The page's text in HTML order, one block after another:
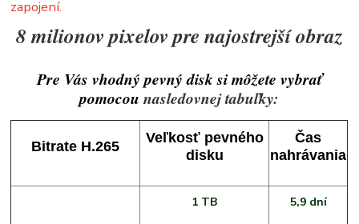
zapojení.
8 milionov pixelov pre najostrejší obraz
Pre Vás vhodný pevný disk si môžete vybrať
pomocounasledovnej tabuľky:
Bitrate H.265
Veľkosť pevného
disku
Čas
nahrávania
1 TB 5,9 dní